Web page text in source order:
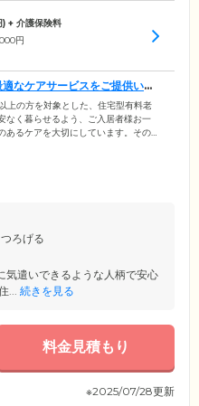
) + 介護保険料
円
なケアサービスをご提供いた
上の方を対象とした、住宅型有料老
なく暮らせるよう、ご入居者様お一
あるケアを大切にしています。その
は24時間365日常駐。専門の知識・
たします。当ホームはお体がお元
ろげる
気遣いできるような人柄で安心
... 続きを見る
料金見積もり
※2025/07/28更新